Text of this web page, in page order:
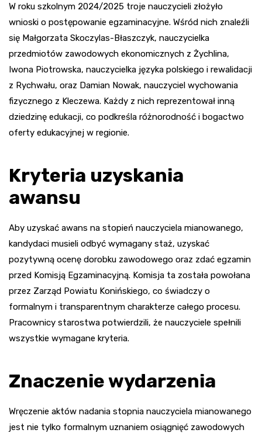
W roku szkolnym 2024/2025 troje nauczycieli złożyło
wnioski o postępowanie egzaminacyjne. Wśród nich znaleźli
się Małgorzata Skoczylas-Błaszczyk, nauczycielka
przedmiotów zawodowych ekonomicznych z Żychlina,
Iwona Piotrowska, nauczycielka języka polskiego i rewalidacji
z Rychwału, oraz Damian Nowak, nauczyciel wychowania
fizycznego z Kleczewa. Każdy z nich reprezentował inną
dziedzinę edukacji, co podkreśla różnorodność i bogactwo
oferty edukacyjnej w regionie.
Kryteria uzyskania
awansu
Aby uzyskać awans na stopień nauczyciela mianowanego,
kandydaci musieli odbyć wymagany staż, uzyskać
pozytywną ocenę dorobku zawodowego oraz zdać egzamin
przed Komisją Egzaminacyjną. Komisja ta została powołana
przez Zarząd Powiatu Konińskiego, co świadczy o
formalnym i transparentnym charakterze całego procesu.
Pracownicy starostwa potwierdzili, że nauczyciele spełnili
wszystkie wymagane kryteria.
Znaczenie wydarzenia
Wręczenie aktów nadania stopnia nauczyciela mianowanego
jest nie tylko formalnym uznaniem osiągnięć zawodowych